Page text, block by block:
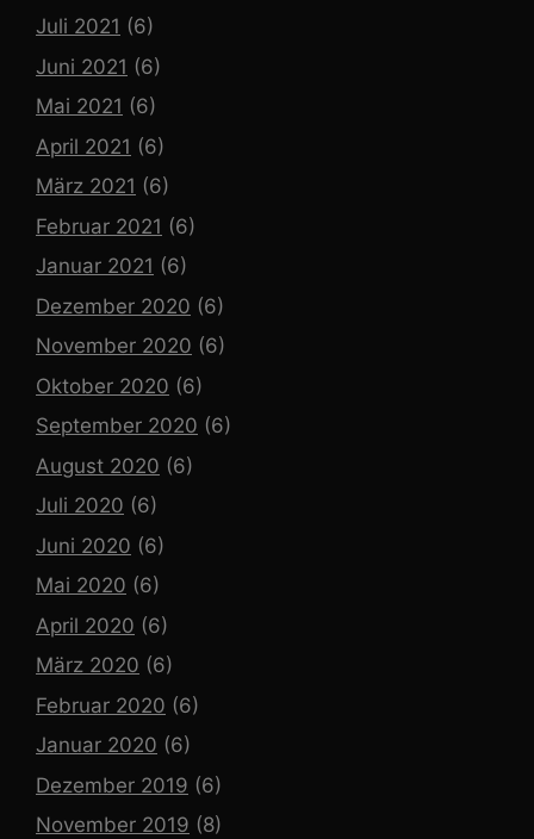
Juli 2021 (6)
Juni 2021 (6)
Mai 2021 (6)
April 2021 (6)
März 2021 (6)
Februar 2021 (6)
Januar 2021 (6)
Dezember 2020 (6)
November 2020 (6)
Oktober 2020 (6)
September 2020 (6)
August 2020 (6)
Juli 2020 (6)
Juni 2020 (6)
Mai 2020 (6)
April 2020 (6)
März 2020 (6)
Februar 2020 (6)
Januar 2020 (6)
Dezember 2019 (6)
November 2019 (8)